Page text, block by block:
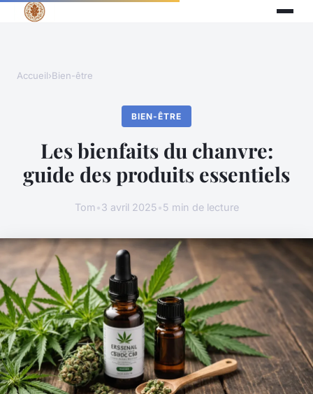
Accueil›Bien-être
BIEN-ÊTRE
Les bienfaits du chanvre:
guide des produits essentiels
Tom•3 avril 2025•5 min de lecture